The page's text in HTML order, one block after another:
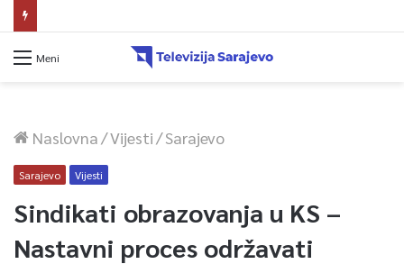
Meni
Naslovna/Vijesti/Sarajevo
Sarajevo Vijesti
Sindikati obrazovanja u KS –
Nastavni proces održavati